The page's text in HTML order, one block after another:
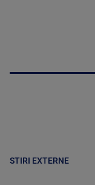
STIRI EXTERNE